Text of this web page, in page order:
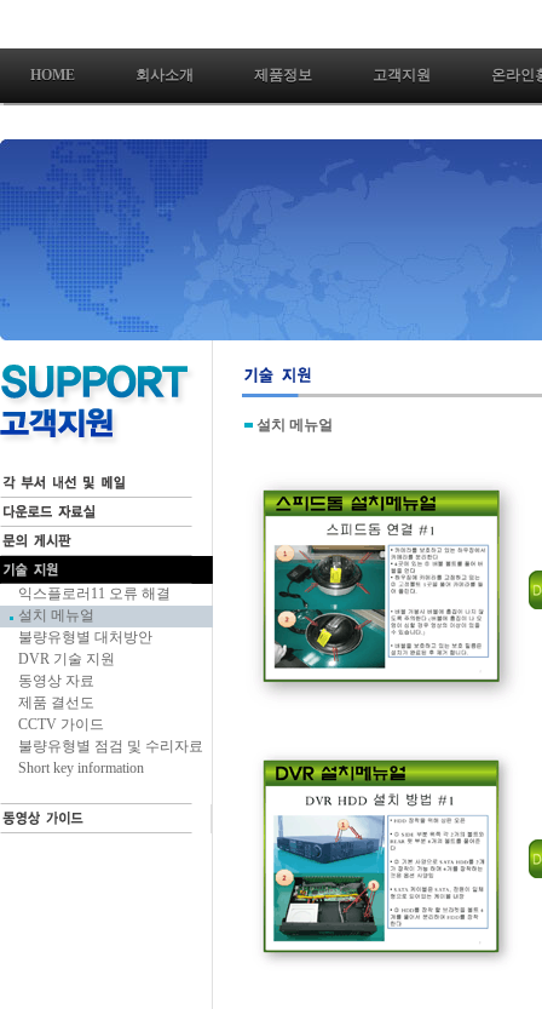
HOME 회사소개 제품정보 고객지원 온라인
익스플로러11 오류 해결
설치 메뉴얼
불량유형별 대처방안
DVR 기술 지원
동영상 자료
제품 결선도
CCTV 가이드
불량유형별 점검 및 수리자료
Short key information
설치 메뉴얼